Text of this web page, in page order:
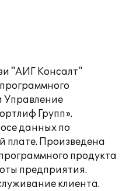
"АИГ Консалт"
Управление
Групп».
данных по
плате. Произведена
продукта
предприятия.
клиента.